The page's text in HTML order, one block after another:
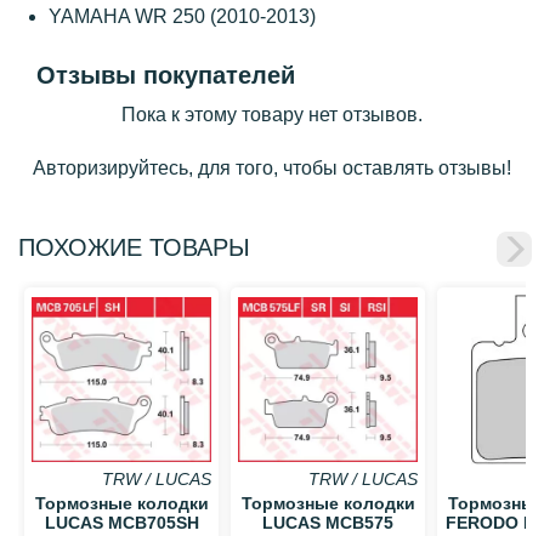
YAMAHA WR 250 (2010-2013)
Отзывы покупателей
Пока к этому товару нет отзывов.
Авторизируйтесь, для того, чтобы оставлять отзывы!
ПОХОЖИЕ ТОВАРЫ
TRW / LUCAS
Тормозные колодки
LUCAS MCB705SH
TRW / LUCAS
Тормозные колодки
LUCAS MCB575
FERODO